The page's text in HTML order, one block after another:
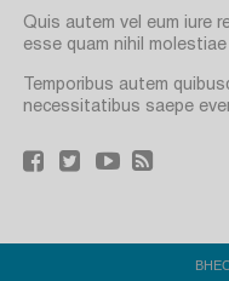
Quis autem vel eum iure
esse quam nihil
Temporibus autem
necessitatibus saepe